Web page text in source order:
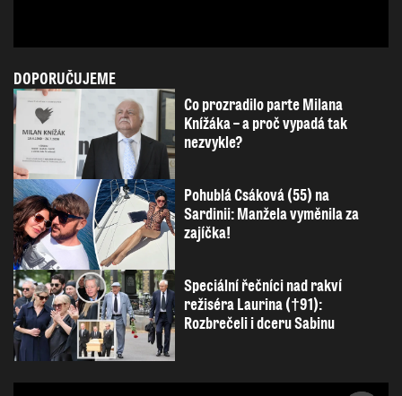
DOPORUČUJEME
Co prozradilo parte Milana
Knížáka – a proč vypadá tak
nezvykle?
Pohublá Csáková (55) na
Sardinii: Manžela vyměnila za
zajíčka!
Speciální řečníci nad rakví
režiséra Laurina (†91):
Rozbrečeli i dceru Sabinu